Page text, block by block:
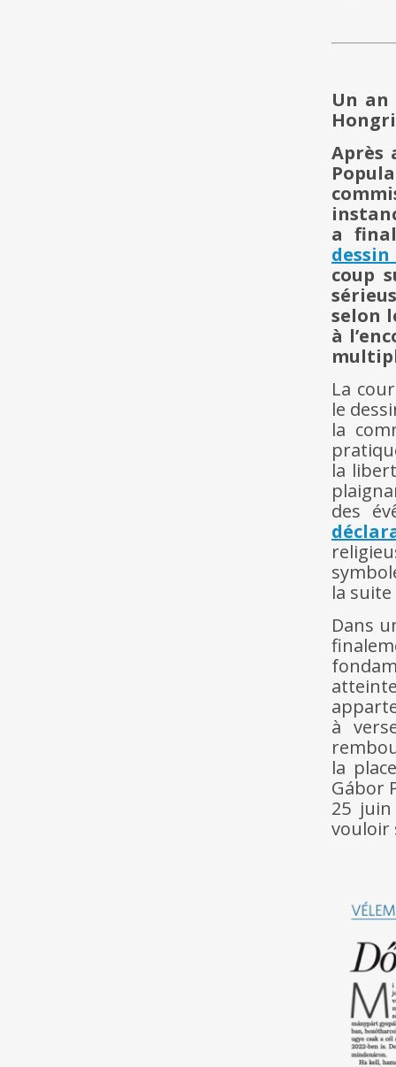
Un an
Après
a
coup
selon
à
La
le
la
la
des
la
Dans
à
la
Gábor
25
vouloir